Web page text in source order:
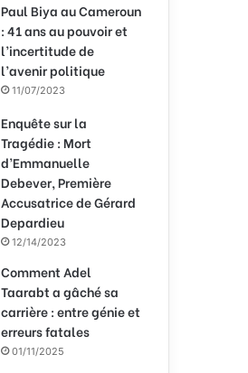
Paul Biya au Cameroun
: 41 ans au pouvoir et
l’incertitude de
l’avenir politique
11/07/2023
Enquête sur la
Tragédie : Mort
d’Emmanuelle
Debever, Première
Accusatrice de Gérard
Depardieu
12/14/2023
Comment Adel
Taarabt a gâché sa
carrière : entre génie et
erreurs fatales
01/11/2025